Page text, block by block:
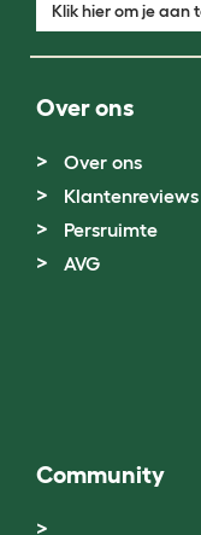
Klik hier om je aan
Over ons
Over ons
Klantenreviews
Persruimte
AVG
Community